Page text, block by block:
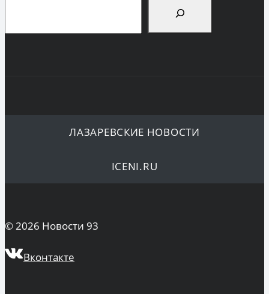
ЛАЗАРЕВСКИЕ НОВОСТИ
ICENI.RU
© 2026 Новости 93
Вконтакте